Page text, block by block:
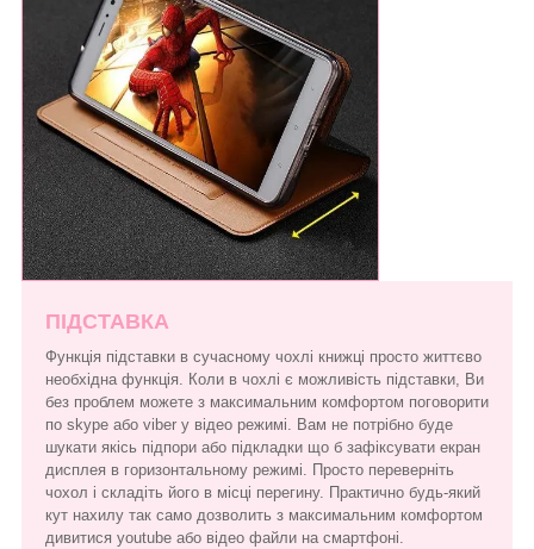
ПІДСТАВКА
Функція підставки в сучасному чохлі книжці просто життєво
необхідна функція. Коли в чохлі є можливість підставки, Ви
без проблем можете з максимальним комфортом поговорити
по skype або viber у відео режимі. Вам не потрібно буде
шукати якісь підпори або підкладки що б зафіксувати екран
дисплея в горизонтальному режимі. Просто переверніть
чохол і складіть його в місці перегину. Практично будь-який
кут нахилу так само дозволить з максимальним комфортом
дивитися youtube або відео файли на смартфоні.